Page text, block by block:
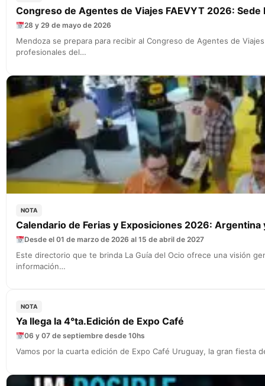
Congreso de Agentes de Viajes FAEVYT 2026: Sede
28 y 29 de mayo de 2026
Mendoza se prepara para recibir al Congreso de Agentes de
profesionales del…
NOTA
Calendario de Ferias y Exposiciones 2026: Argentina
Desde el 01 de marzo de 2026 al 15 de abril de 2027
Este directorio que te brinda La Guía del Ocio ofrece una visión
información…
NOTA
Ya llega la 4°ta.Edición de Expo Café
06 y 07 de septiembre desde 10hs
Vamos por la cuarta edición de Expo Café Uruguay, la gran